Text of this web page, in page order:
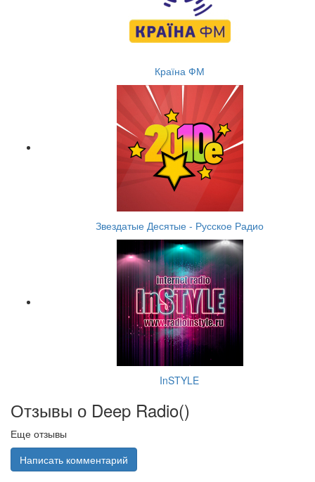
Країна ФМ
Звездатые Десятые - Русское Радио
InSTYLE
Отзывы о Deep Radio()
Еще отзывы
Написать комментарий